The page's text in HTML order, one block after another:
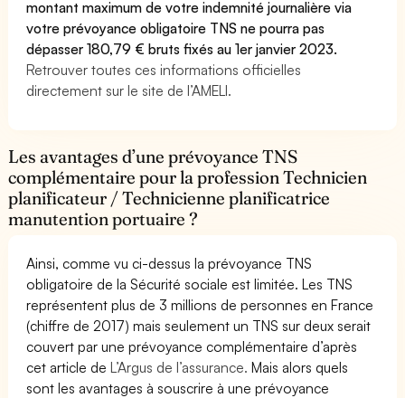
montant maximum de votre indemnité journalière via
votre prévoyance obligatoire TNS ne pourra pas
dépasser 180,79 € bruts fixés au 1er janvier 2023.
Retrouver toutes ces informations officielles
directement sur le site de l’AMELI.
Les avantages d’une prévoyance TNS
complémentaire pour la profession Technicien
planificateur / Technicienne planificatrice
manutention portuaire ?
Ainsi, comme vu ci-dessus la prévoyance TNS
obligatoire de la Sécurité sociale est limitée. Les TNS
représentent plus de 3 millions de personnes en France
(chiffre de 2017) mais seulement un TNS sur deux serait
couvert par une prévoyance complémentaire d’après
cet article deL’Argus de l’assurance. Mais alors quels
sont les avantages à souscrire à une prévoyance